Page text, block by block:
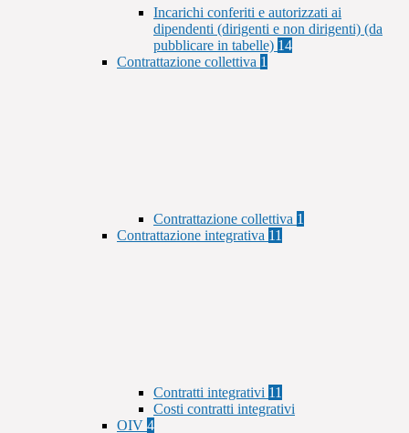
Incarichi conferiti e autorizzati ai
dipendenti (dirigenti e non dirigenti) (da
pubblicare in tabelle) 14
Contrattazione collettiva 1
Contrattazione collettiva 1
Contrattazione integrativa 11
Contratti integrativi 11
Costi contratti integrativi
OIV 4